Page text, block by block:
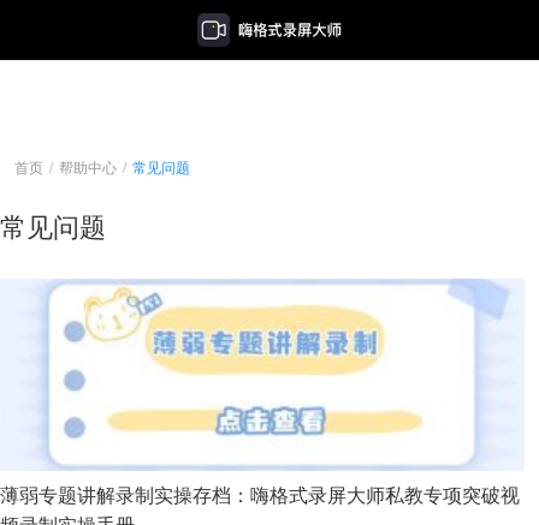
首页 / 帮助中心 / 常见问题
常见问题
薄弱专题讲解录制实操存档：嗨格式录屏大师私教专项突破视